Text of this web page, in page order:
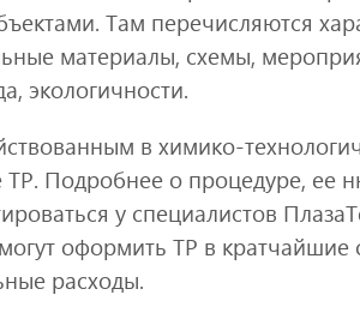
Там перечисляются
материалы, схемы,
экологичности.
в химико-
Подробнее о процедуре, ее
у специалистов
оформить ТР в
расходы.